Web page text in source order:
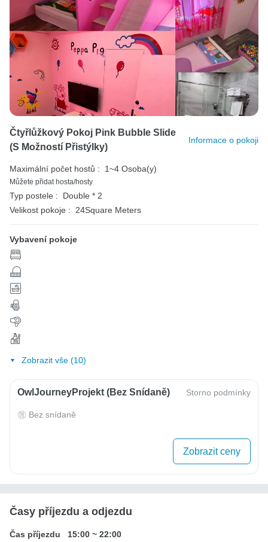
Čtyřlůžkový Pokoj Pink Bubble Slide
(s Možností Přistýlky)
Informace o pokoji
Maximální počet hostů : 1~4 Osoba(y)
Můžete přidat hosta/hosty
Typ postele :
Double * 2
Velikost pokoje :
24Square Meters
Vybavení pokoje
Zobrazit vše (10)
OwlJourneyProjekt (bez Snídaně) Storno podmínky
Bez snídaně
Zobrazit ceny
Časy příjezdu a odjezdu
Čas příjezdu 15:00 ~ 22:00